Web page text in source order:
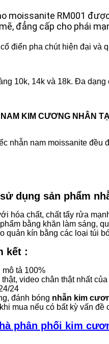
moissanite RM001
đẳng cấp cho phái
điển pha chút hiện đại
10k, 14k và 18k. Đa
KIM CƯƠNG NHÂN
nhẫn nam moissanite
dụng sản phẩm
hóa chất, chất tẩy rửa
bằng khăn làm sáng,
quản kín bằng các loại túi
kết :
tả 100%
video chân thật nhất
24
đánh bóng nhẫn kim
mua nếu có bất kỳ vấn
phân phối kim